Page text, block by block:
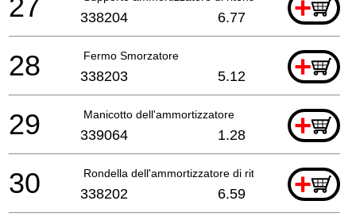
+
27 338204 6.77
Fermo Smorzatore +
28 338203 5.12
Manicotto dell'ammortizzatore +
29 339064 1.28
Rondella dell'ammortizzatore di ritensione+
30 338202 6.59